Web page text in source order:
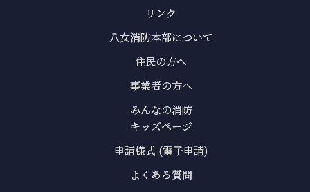
リンク
八女消防本部について
住民の方へ
事業者の方へ
みんなの消防
キッズページ
申請様式 (電子申請)
よくある質問